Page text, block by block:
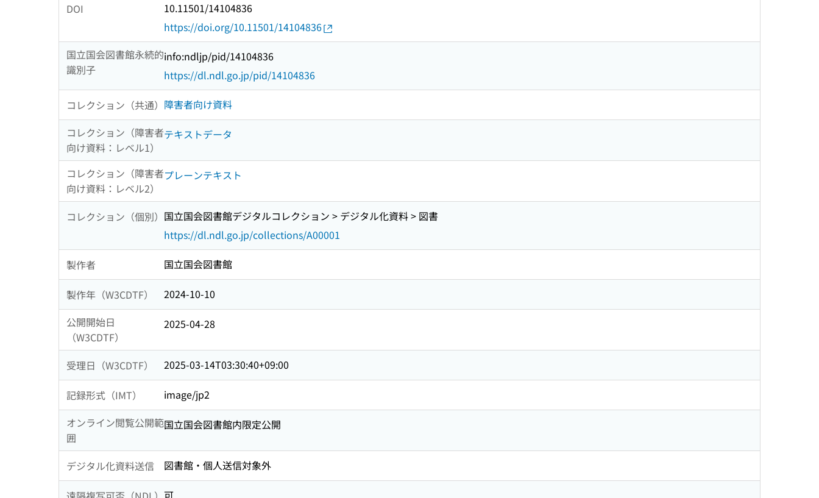
DOI
10.11501/14104836
https://doi.org/10.11501/14104836
国立国会図書館永続的
識別子
info:ndljp/pid/14104836
https://dl.ndl.go.jp/pid/14104836
コレクション（共通） 障害者向け資料
コレクション（障害者
向け資料：レベル1）
テキストデータ
コレクション（障害者
向け資料：レベル2）
プレーンテキスト
コレクション（個別） 国立国会図書館デジタルコレクション > デジタル化資料 > 図書
https://dl.ndl.go.jp/collections/A00001
製作者 国立国会図書館
製作年（W3CDTF）
2024-10-10
公開開始日
（W3CDTF）
2025-04-28
受理日（W3CDTF） 2025-03-14T03:30:40+09:00
記録形式（IMT）
image/jp2
オンライン閲覧公開範
囲
国立国会図書館内限定公開
デジタル化資料送信 図書館・個人送信対象外
可